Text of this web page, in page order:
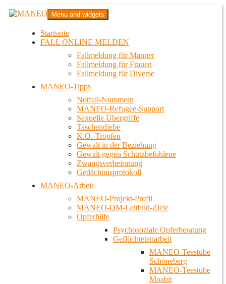
Zum
InhaltMANEO
Das schwule Anti-Gewalt-Projekt in Berlin
Menu and widgets
Startseite
FALL ONLINE MELDEN
Fallmeldung für Männer
Fallmeldung für Frauen
Fallmeldung für Diverse
MANEO-Tipps
Notfall-Nummern
MANEO-Refugee-Support
Sexuelle Übergriffe
Taschendiebe
K.O.-Tropfen
Gewalt in der Beziehung
Gewalt gegen Schutzbefohlene
Zwangsverheiratung
Gedächtnisprotokoll
MANEO-Arbeit
MANEO-Projekt-Profil
MANEO-QM-Leitbild-Ziele
Opferhilfe
Psychosoziale Opferberatung
Geflüchtetenarbeit
MANEO-Teestube
Schöneberg
MANEO-Teestube
Moabit